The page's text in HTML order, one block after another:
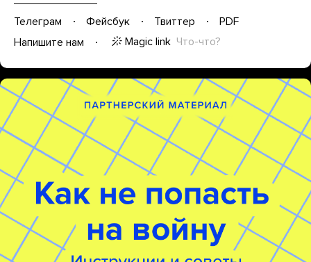
Телеграм Фейсбук Твиттер
PDF
Напишите нам
Magic link Что-что?